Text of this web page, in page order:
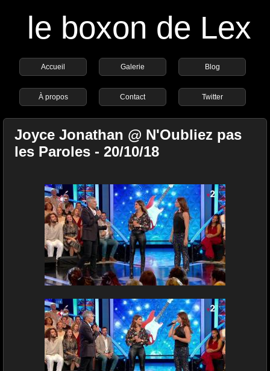
le boxon de Lex
Accueil Galerie Blog
À propos Contact Twitter
Joyce Jonathan @ N'Oubliez pas
les Paroles - 20/10/18